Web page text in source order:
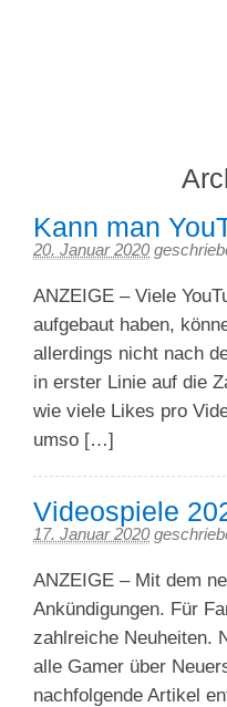
Kann man
20. Januar 2020
ANZEIGE – Viele
aufgebaut haben,
allerdings nicht nach
in erster Linie auf die
wie viele Likes pro
umso […]
Videospiele
17. Januar 2020
ANZEIGE – Mit dem
Ankündigungen. Für
zahlreiche Neuheiten.
alle Gamer über
nachfolgende Artikel